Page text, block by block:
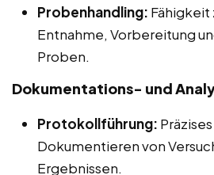
Probenhandling: Fähigkeit
Entnahme, Vorbereitung
Proben.
Dokumentations- und
Protokollführung:
Dokumentieren von
Ergebnissen.